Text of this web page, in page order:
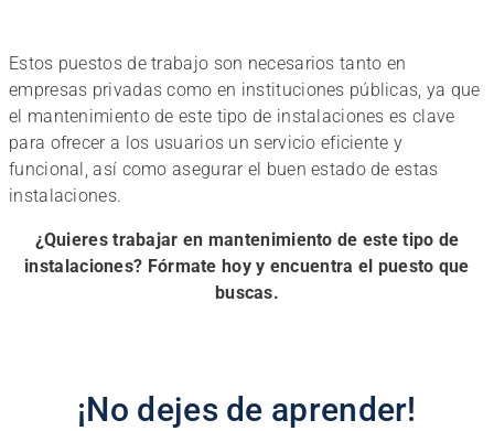
Estos puestos de trabajo son necesarios tanto en
empresas privadas como en instituciones públicas, ya que
el mantenimiento de este tipo de instalaciones es clave
para ofrecer a los usuarios un servicio eficiente y
funcional, así como asegurar el buen estado de estas
instalaciones.
¿Quieres trabajar en mantenimiento de este tipo de
instalaciones? Fórmate hoy y encuentra el puesto que
buscas.
¡No dejes de aprender!